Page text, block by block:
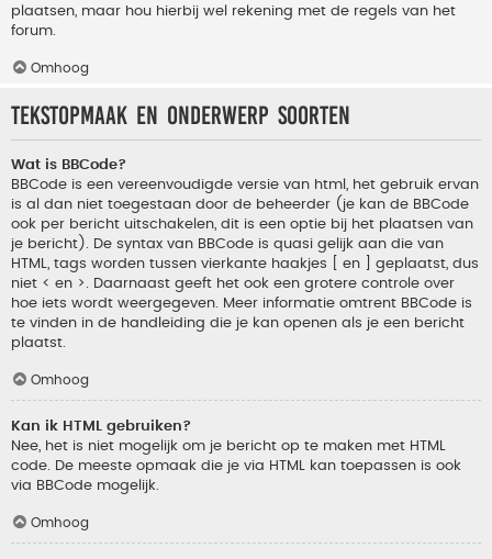
plaatsen, maar hou hierbij wel rekening met de regels van het
forum.
Omhoog
Tekstopmaak en onderwerp soorten
Wat is BBCode?
BBCode is een vereenvoudigde versie van html, het gebruik ervan
is al dan niet toegestaan door de beheerder (je kan de BBCode
ook per bericht uitschakelen, dit is een optie bij het plaatsen van
je bericht). De syntax van BBCode is quasi gelijk aan die van
HTML, tags worden tussen vierkante haakjes [ en ] geplaatst, dus
niet < en >. Daarnaast geeft het ook een grotere controle over
hoe iets wordt weergegeven. Meer informatie omtrent BBCode is
te vinden in de handleiding die je kan openen als je een bericht
plaatst.
Omhoog
Kan ik HTML gebruiken?
Nee, het is niet mogelijk om je bericht op te maken met HTML
code. De meeste opmaak die je via HTML kan toepassen is ook
via BBCode mogelijk.
Omhoog